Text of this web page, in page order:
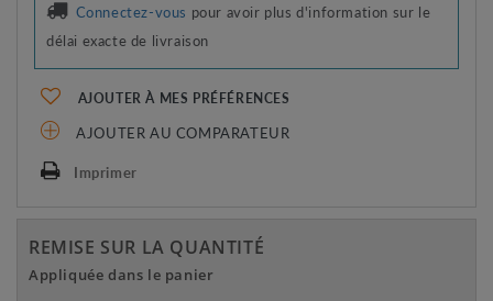
Connectez-vous pour avoir plus d'information sur le
délai exacte de livraison
AJOUTER À MES PRÉFÉRENCES
AJOUTER AU COMPARATEUR
Imprimer
REMISE SUR LA QUANTITÉ
Appliquée dans le panier